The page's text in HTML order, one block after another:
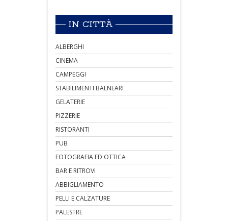
IN CITTÀ
ALBERGHI
CINEMA
CAMPEGGI
STABILIMENTI BALNEARI
GELATERIE
PIZZERIE
RISTORANTI
PUB
FOTOGRAFIA ED OTTICA
BAR E RITROVI
ABBIGLIAMENTO
PELLI E CALZATURE
PALESTRE